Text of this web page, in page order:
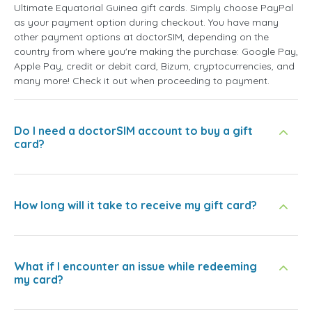
Ultimate Equatorial Guinea gift cards. Simply choose PayPal
as your payment option during checkout. You have many
other payment options at doctorSIM, depending on the
country from where you're making the purchase: Google Pay,
Apple Pay, credit or debit card, Bizum, cryptocurrencies, and
many more! Check it out when proceeding to payment.
Do I need a doctorSIM account to buy a gift
card?
How long will it take to receive my gift card?
What if I encounter an issue while redeeming
my card?